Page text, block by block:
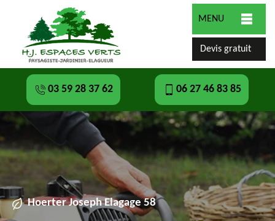
MENU
Devis gratuit
03 59 28 37 62 06 27 46 83 85
Hoerter Joseph Elagage 58